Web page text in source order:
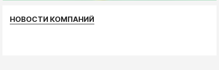
НОВОСТИ КОМПАНИЙ